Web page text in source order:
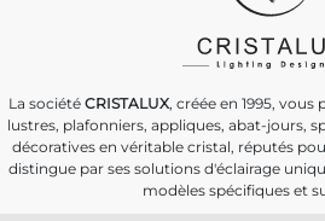
La société CRISTALUX, créée en 1995,
lustres, plafonniers, appliques, abat-jours,
décoratives en véritable cristal, réputés
distingue par ses solutions d'éclairage
modèles spécifiques et